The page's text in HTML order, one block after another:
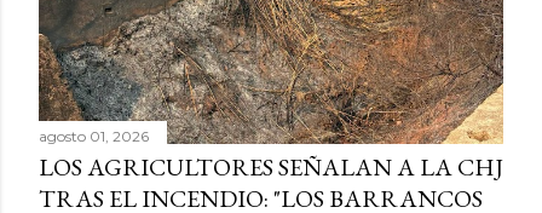
agosto 01, 2026
LOS AGRICULTORES SEÑALAN A LA CHJ
TRAS EL INCENDIO: "LOS BARRANCOS